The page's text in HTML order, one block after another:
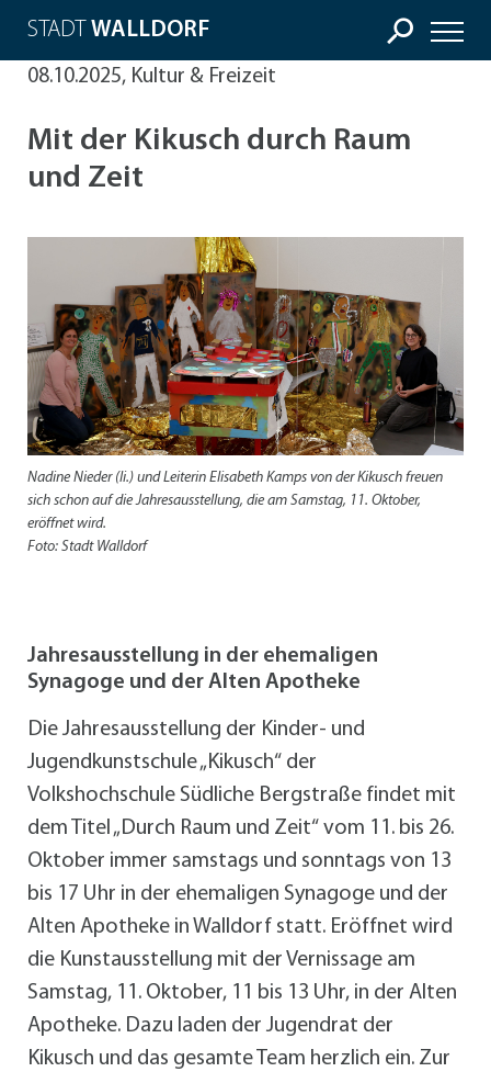
STADT WALLDORF
08.10.2025, Kultur & Freizeit
Mit der Kikusch durch Raum
und Zeit
Nadine Nieder (li.) und Leiterin Elisabeth Kamps von der Kikusch freuen
sich schon auf die Jahresausstellung, die am Samstag, 11. Oktober,
eröffnet wird.
Foto: Stadt Walldorf
Jahresausstellung in der ehemaligen
Synagoge und der Alten Apotheke
Die Jahresausstellung der Kinder- und
Jugendkunstschule „Kikusch“ der
Volkshochschule Südliche Bergstraße findet mit
dem Titel „Durch Raum und Zeit“ vom 11. bis 26.
Oktober immer samstags und sonntags von 13
bis 17 Uhr in der ehemaligen Synagoge und der
Alten Apotheke in Walldorf statt. Eröffnet wird
die Kunstausstellung mit der Vernissage am
Samstag, 11. Oktober, 11 bis 13 Uhr, in der Alten
Apotheke. Dazu laden der Jugendrat der
Kikusch und das gesamte Team herzlich ein. Zur